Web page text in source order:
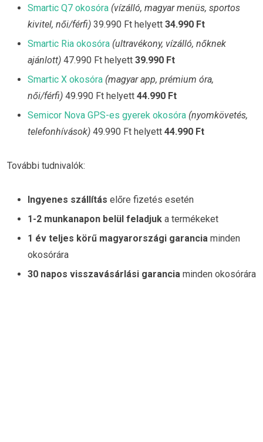
Smartic Q7 okosóra (vízálló, magyar menüs, sportos
kivitel, női/férfi) 39.990 Ft helyett 34.990 Ft
Smartic Ria okosóra (ultravékony, vízálló, nőknek
ajánlott) 47.990 Ft helyett 39.990 Ft
Smartic X okosóra (magyar app, prémium óra,
női/férfi) 49.990 Ft helyett 44.990 Ft
Semicor Nova GPS-es gyerek okosóra (nyomkövetés,
telefonhívások) 49.990 Ft helyett 44.990 Ft
További tudnivalók:
Ingyenes szállítás előre fizetés esetén
1-2 munkanapon belül feladjuk a termékeket
1 év teljes körű magyarországi garancia minden
okosórára
30 napos visszavásárlási garancia minden okosórára